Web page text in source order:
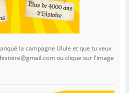
la campagne Ulule et que tu veux
ou clique sur l'image